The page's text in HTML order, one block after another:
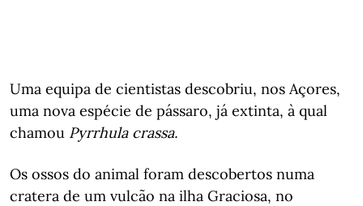
Uma equipa de cientistas descobriu, nos Açores,
uma nova espécie de pássaro, já extinta, à qual
chamou Pyrrhula crassa.
Os ossos do animal foram descobertos numa
cratera de um vulcão na ilha Graciosa, no